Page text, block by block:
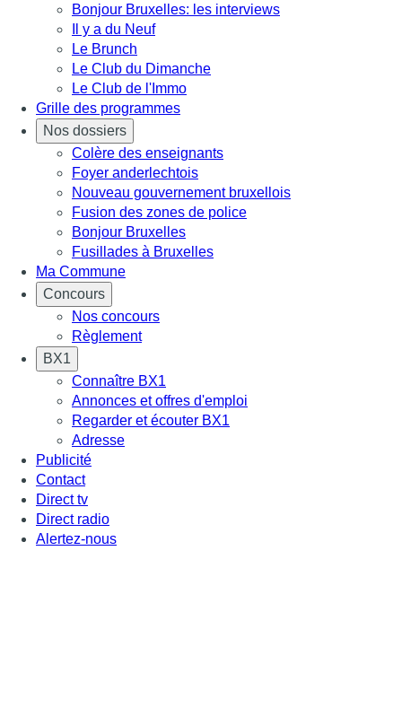
Bonjour Bruxelles: les interviews
Il y a du Neuf
Le Brunch
Le Club du Dimanche
Le Club de l'Immo
Grille des programmes
Nos dossiers
Colère des enseignants
Foyer anderlechtois
Nouveau gouvernement bruxellois
Fusion des zones de police
Bonjour Bruxelles
Fusillades à Bruxelles
Ma Commune
Concours
Nos concours
Règlement
BX1
Connaître BX1
Annonces et offres d'emploi
Regarder et écouter BX1
Adresse
Publicité
Contact
Direct tv
Direct radio
Alertez-nous